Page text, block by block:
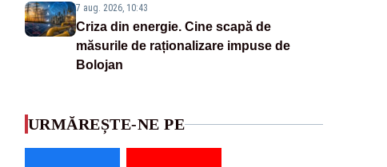
7 aug. 2026, 10:43
Criza din energie. Cine scapă de
măsurile de raționalizare impuse de
Bolojan
URMĂREȘTE-NE PE